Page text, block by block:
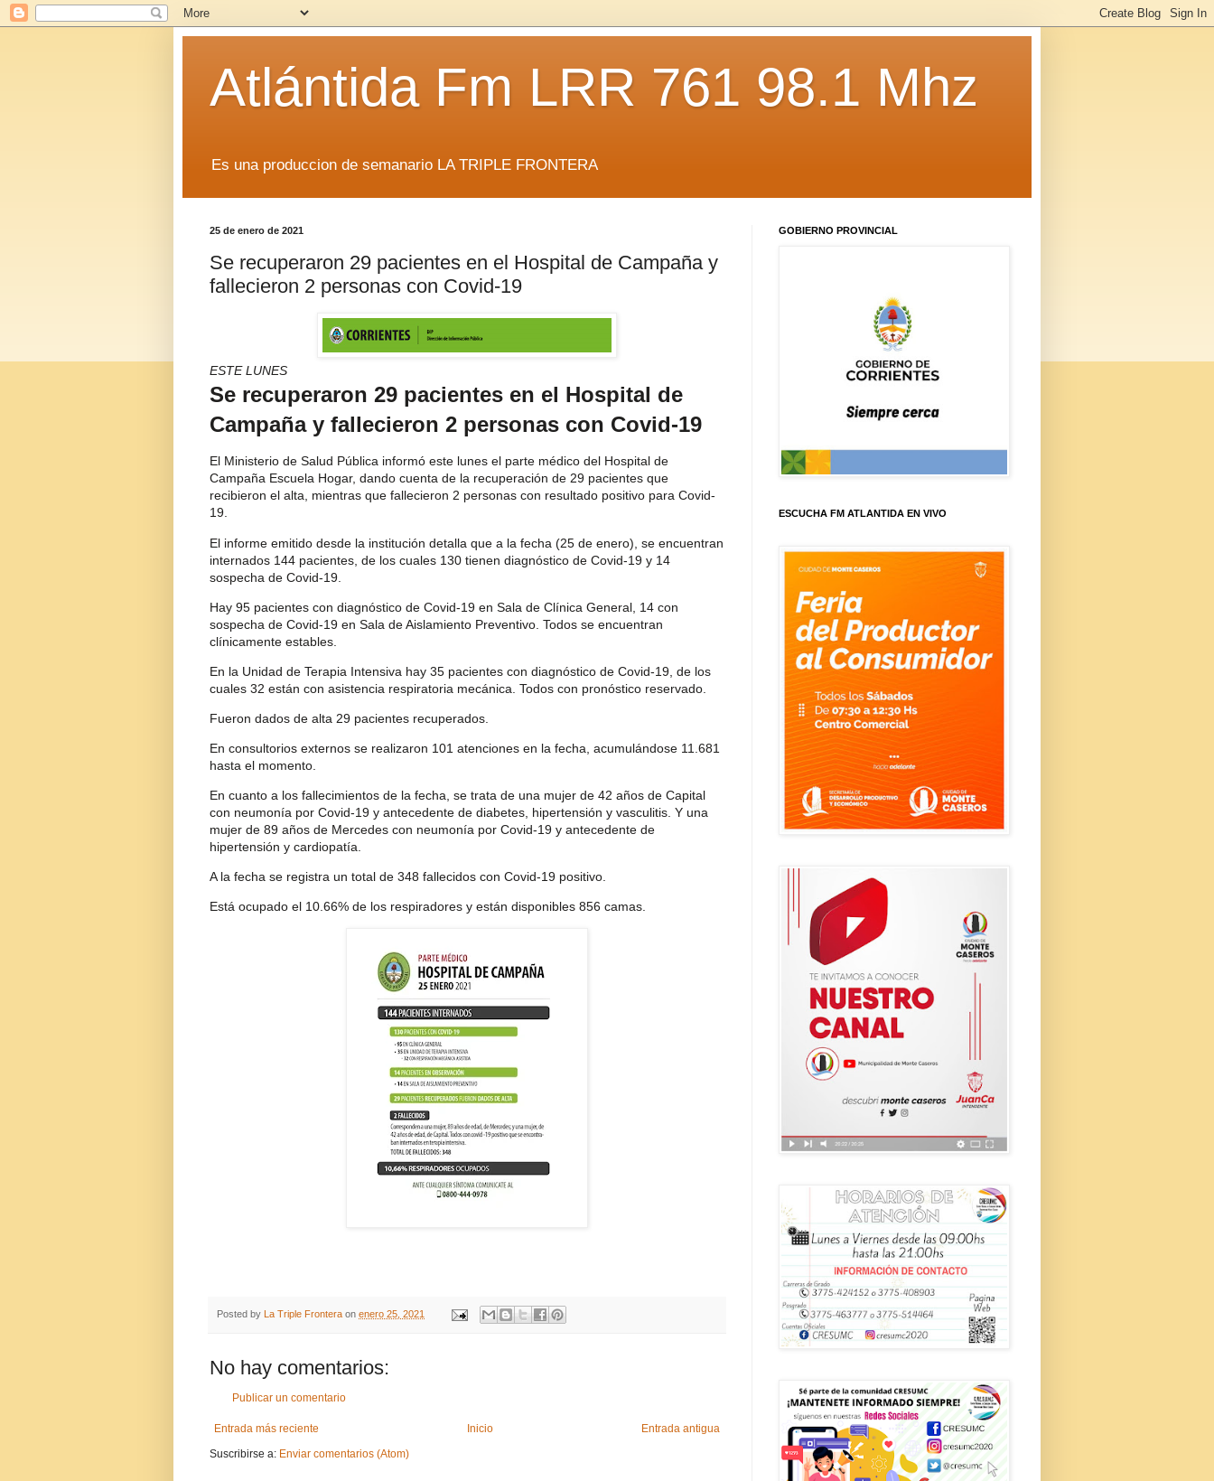
Atlántida Fm LRR 761 98.1 Mhz
Es una produccion de semanario LA TRIPLE FRONTERA
25 de enero de 2021
Se recuperaron 29 pacientes en el Hospital de Campaña y
fallecieron 2 personas con Covid-19
ESTE LUNES
Se recuperaron 29 pacientes en el Hospital de
Campaña y fallecieron 2 personas con Covid-19
El Ministerio de Salud Pública informó este lunes el parte médico del Hospital de
Campaña Escuela Hogar, dando cuenta de la recuperación de 29 pacientes que
recibieron el alta, mientras que fallecieron 2 personas con resultado positivo para Covid-
19.
El informe emitido desde la institución detalla que a la fecha (25 de enero), se encuentran
internados 144 pacientes, de los cuales 130 tienen diagnóstico de Covid-19 y 14
sospecha de Covid-19.
Hay 95 pacientes con diagnóstico de Covid-19 en Sala de Clínica General, 14 con
sospecha de Covid-19 en Sala de Aislamiento Preventivo. Todos se encuentran
clínicamente estables.
En la Unidad de Terapia Intensiva hay 35 pacientes con diagnóstico de Covid-19, de los
cuales 32 están con asistencia respiratoria mecánica. Todos con pronóstico reservado.
Fueron dados de alta 29 pacientes recuperados.
En consultorios externos se realizaron 101 atenciones en la fecha, acumulándose 11.681
hasta el momento.
En cuanto a los fallecimientos de la fecha, se trata de una mujer de 42 años de Capital
con neumonía por Covid-19 y antecedente de diabetes, hipertensión y vasculitis. Y una
mujer de 89 años de Mercedes con neumonía por Covid-19 y antecedente de
hipertensión y cardiopatía.
A la fecha se registra un total de 348 fallecidos con Covid-19 positivo.
Está ocupado el 10.66% de los respiradores y están disponibles 856 camas.
Posted by La Triple Frontera on enero 25, 2021
No hay comentarios:
Publicar un comentario
Entrada más reciente Entrada antigua
Inicio
Suscribirse a: Enviar comentarios (Atom)
GOBIERNO PROVINCIAL
ESCUCHA FM ATLANTIDA EN VIVO